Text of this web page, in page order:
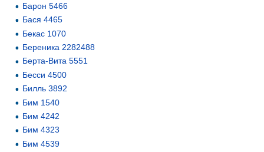
Барон 5466
Бася 4465
Бекас 1070
Береника 2282488
Берта-Вита 5551
Бесси 4500
Билль 3892
Бим 1540
Бим 4242
Бим 4323
Бим 4539